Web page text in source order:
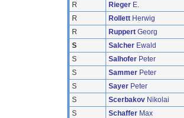
R
Rieger E.
R
Rollett Herwig
R
Ruppert Georg
S
Salcher Ewald
S
Salhofer Peter
S
Sammer Peter
S
Sayer Peter
S
Scerbakov Nikolai
S
Schaffer Max